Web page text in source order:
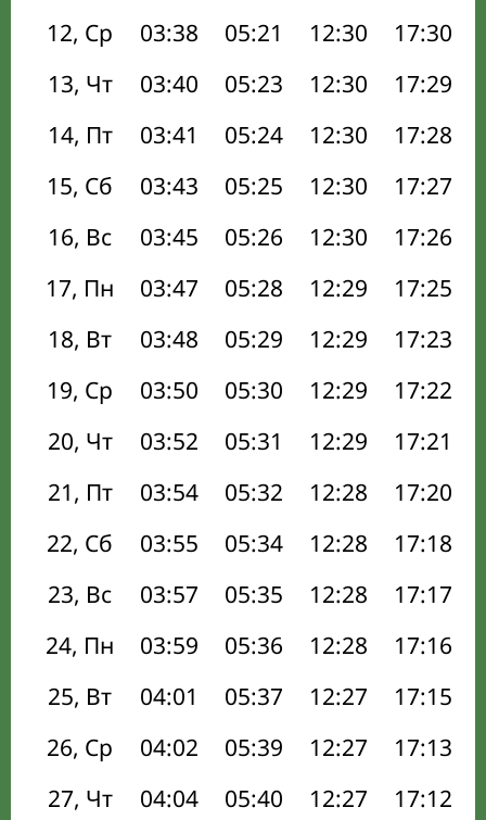
12, Ср
03:38 05:21 12:30 17:30
13, Чт
03:40 05:23 12:30 17:29
14, Пт
03:41 05:24 12:30 17:28
15, Сб
03:43 05:25 12:30 17:27
16, Вс
03:45 05:26 12:30 17:26
17, Пн
03:47 05:28 12:29 17:25
18, Вт
03:48 05:29 12:29 17:23
19, Ср
03:50 05:30 12:29 17:22
20, Чт
03:52 05:31 12:29 17:21
21, Пт
03:54 05:32 12:28 17:20
22, Сб
03:55 05:34 12:28 17:18
23, Вс
03:57 05:35 12:28 17:17
24, Пн
03:59 05:36 12:28 17:16
25, Вт
04:01 05:37 12:27 17:15
26, Ср
04:02 05:39 12:27 17:13
27, Чт
04:04 05:40 12:27 17:12